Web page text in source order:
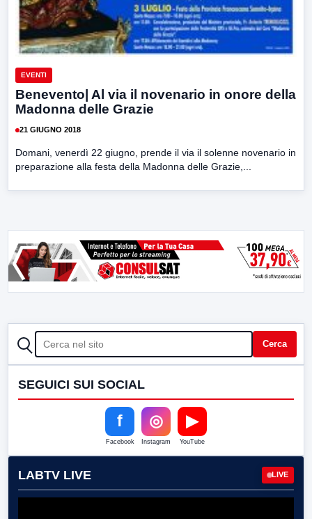
EVENTI
Benevento| Al via il novenario in onore della
Madonna delle Grazie
21 GIUGNO 2018
Domani, venerdì 22 giugno, prende il via il solenne novenario in
preparazione alla festa della Madonna delle Grazie,...
CERCA Cerca
SEGUICI SUI SOCIAL
f
Facebook
◎
Instagram
▶
YouTube
LABTV LIVE LIVE